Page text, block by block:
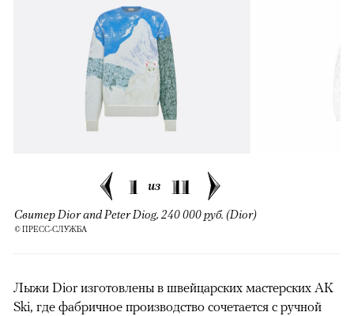
00:00 00:00
1 из 11
Свитер Dior and Peter Diog, 240 000 руб. (Dior)
© ПРЕСС-СЛУЖБА
Лыжи Dior изготовлены в швейцарских мастерских AK
Ski, где фабричное производство сочетается с ручной